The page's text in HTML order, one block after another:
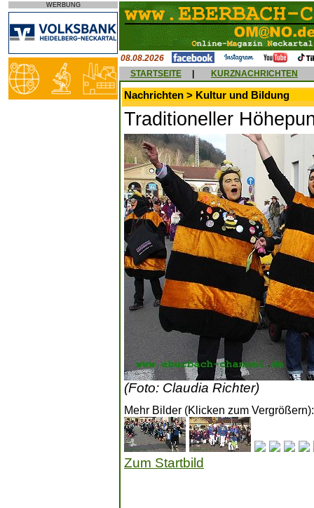
WERBUNG
08.08.2026
STARTSEITE
KURZNACHRICHTEN
Nachrichten > Kultur und Bildung
Traditioneller
(Foto: Claudia Richter)
Mehr Bilder (Klicken zum Vergrößern):
Zum Startbild